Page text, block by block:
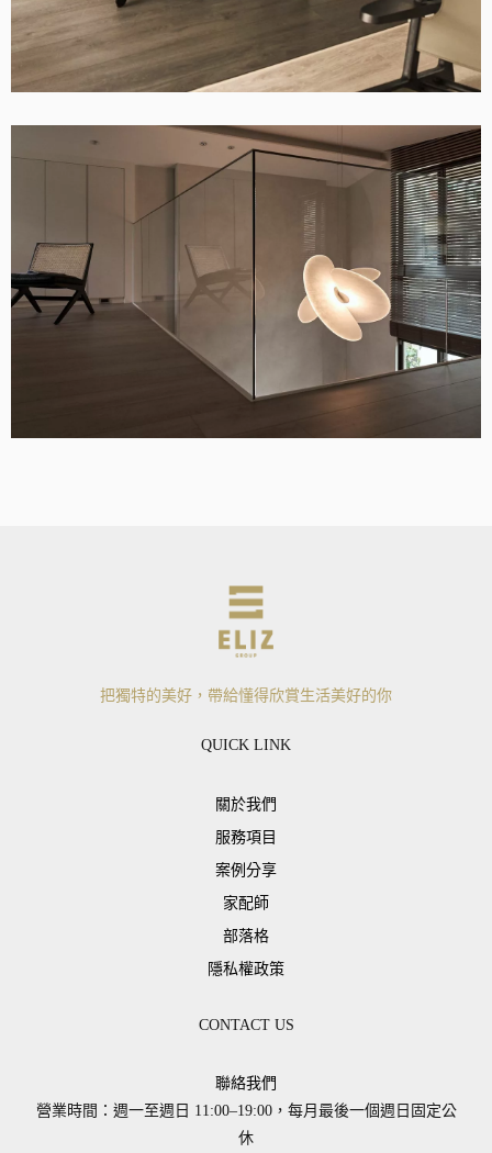
把獨特的美好，帶給懂得欣賞生活美好的你
QUICK LINK
關於我們
服務項目
案例分享
家配師
部落格
隱私權政策
CONTACT US
聯絡我們
營業時間：週一至週日 11:00–19:00，每月最後一個週日固定公
休